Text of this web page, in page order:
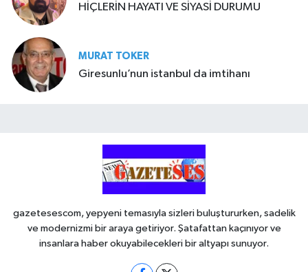
HİÇLERİN HAYATI VE SİYASİ DURUMU
MURAT TOKER
Giresunlu’nun istanbul da imtihanı
gazetesescom, yepyeni temasıyla sizleri buluştururken, sadelik
ve modernizmi bir araya getiriyor. Şatafattan kaçınıyor ve
insanlara haber okuyabilecekleri bir altyapı sunuyor.